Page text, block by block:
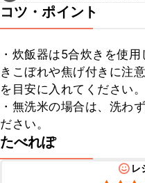
コツ・ポイント
・炊飯器は5合炊きを使
きこぼれや焦げ付きに注
を目安に入れてください。
・無洗米の場合は、洗わ
ださい。
たべれぽ
レ